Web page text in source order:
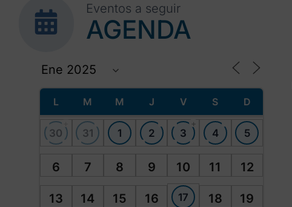
Eventos a seguir
AGENDA
L M M J V S D
30 31 1 2 3
+
4 5
6 7 8 9 10 11 12
13 14 15 16 17 18 19